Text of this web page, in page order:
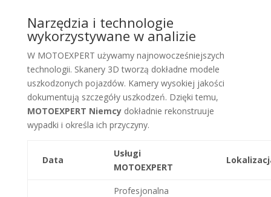
Narzędzia i technologie
wykorzystywane w analizie
W MOTOEXPERT używamy najnowocześniejszych
technologii. Skanery 3D tworzą dokładne modele
uszkodzonych pojazdów. Kamery wysokiej jakości
dokumentują szczegóły uszkodzeń. Dzięki temu,
MOTOEXPERT Niemcydokładnie rekonstruuje
wypadki i określa ich przyczyny.
Data
Usługi
MOTOEXPERT
Profesjonalna